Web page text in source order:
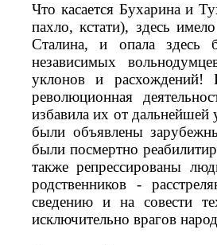
Что касается Бухарина и
пахло, кстати), здесь
Сталина, и опала здесь
независимых
уклонов и
революционная
избавила их от
были объявлены
были посмертно
также репрессированы
родственников -
сведению и на совести
исключительно врагов